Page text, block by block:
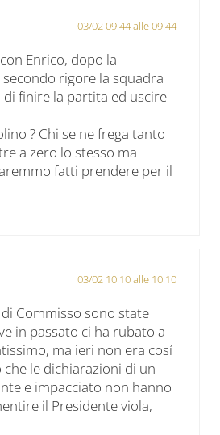
03/02 09:44 alle 09:44
Enrico, dopo la
rigore la squadra
finire la partita ed uscire
? Chi se ne frega tanto
a zero lo stesso ma
fatti prendere per il
03/02 10:10 alle 10:10
Commisso sono state
in passato ci ha rubato a
ma ieri non era cosí
le dichiarazioni di un
e impacciato non hanno
il Presidente viola,